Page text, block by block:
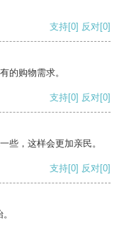
支持[0] 反对[0]
的购物需求。
支持[0] 反对[0]
些，这样会更加亲民。
支持[0] 反对[0]